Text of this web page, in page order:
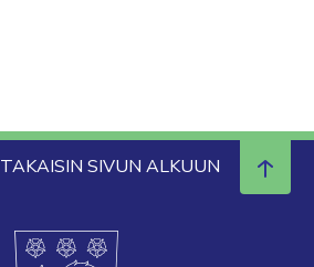
TAKAISIN SIVUN ALKUUN